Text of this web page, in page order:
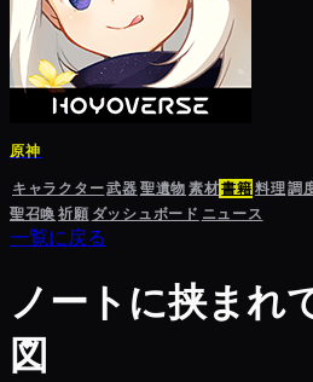
原神
キャラクター武器聖遺物素材書籍料理調
聖召喚祈願 ダッシュボード ニュース
一覧に戻る
ノートに挟まれ
図